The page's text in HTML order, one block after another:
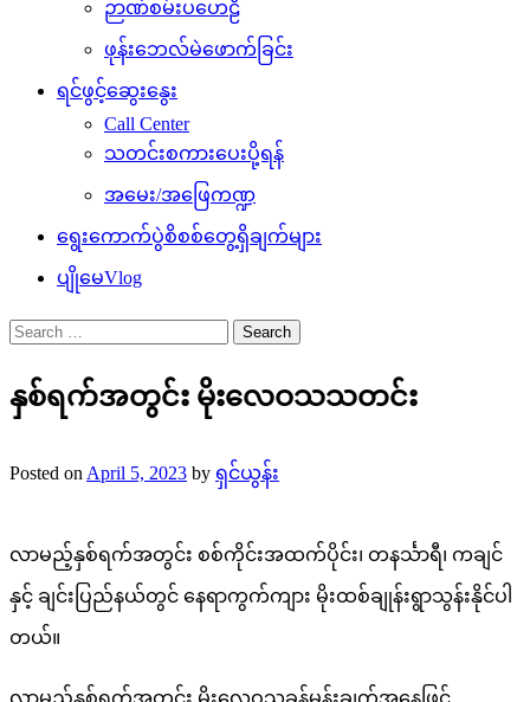
ဉာဏ်စမ်းပဟေဠိ
ဖုန်းဘေလ်မဲဖောက်ခြင်း
ရင်ဖွင့်ဆွေးနွေး
Call Center
သတင်းစကားပေးပို့ရန်
အမေး/အဖြေကဏ္ဍ
ရွေးကောက်ပွဲစိစစ်တွေ့ရှိချက်များ
ပျိုမေVlog
Search
for:
နှစ်ရက်အတွင်း မိုးလေဝသသတင်း
Posted on April 5, 2023 by ရှင်ယွန်း
လာမည့်နှစ်ရက်အတွင်း စစ်ကိုင်းအထက်ပိုင်း၊ တနင်္သာရီ၊ ကချင်
နှင့် ချင်းပြည်နယ်တွင် နေရာကွက်ကျား မိုးထစ်ချုန်းရွာသွန်းနိုင်ပါ
တယ်။
လာမည့်နှစ်ရက်အတွင်း မိုးလေဝသခန့်မှန်းချက်အနေဖြင့်